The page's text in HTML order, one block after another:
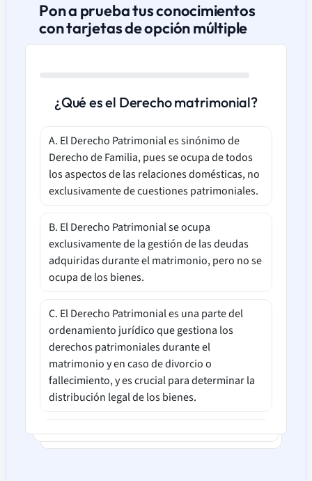
Pon a prueba tus conocimientos
con tarjetas de opción múltiple
¿Qué es el Derecho matrimonial?
A. El Derecho Patrimonial es sinónimo de
Derecho de Familia, pues se ocupa de todos
los aspectos de las relaciones domésticas, no
exclusivamente de cuestiones patrimoniales.
B. El Derecho Patrimonial se ocupa
exclusivamente de la gestión de las deudas
adquiridas durante el matrimonio, pero no se
ocupa de los bienes.
C. El Derecho Patrimonial es una parte del
ordenamiento jurídico que gestiona los
derechos patrimoniales durante el
matrimonio y en caso de divorcio o
fallecimiento, y es crucial para determinar la
distribución legal de los bienes.
D. El Derecho Matrimonial se refiere a las
leyes que regulan el proceso de matrimonio y